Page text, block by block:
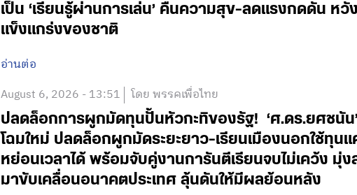
เป็น ‘เรียนรู้ผ่านการเล่น’ คืนความสุข-ลดแรงกดดัน ห
แข็งแกร่งของชาติ
อ่านต่อ
August 6, 2026 - 13:51 โดย พรรคเพื่อไทย
ปลดล็อกการผูกมัดทุนปั้นหัวกะทิของรัฐ! ‘ศ.ดร.ยศชนั
โฉมใหม่ ปลดล็อกผูกมัดระยะยาว-เรียนเมืองนอกใช้ทุน
หย่อนเวลาได้ พร้อมจับคู่งานการันตีเรียนจบไม่เคว้ง มุ่
มาขับเคลื่อนอนาคตประเทศ ลุ้นดันให้มีผลย้อนหลัง